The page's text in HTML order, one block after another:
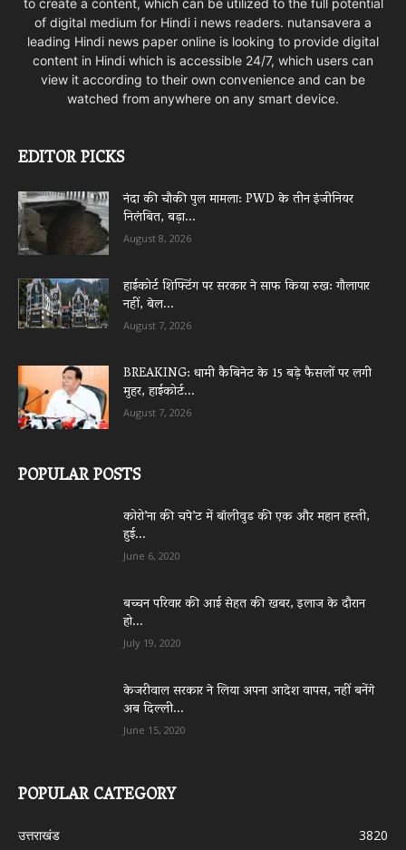
of digital medium for Hindi i news readers. nutansavera a
leading Hindi news paper online is looking to provide digital
content in Hindi which is accessible 24/7, which users can
view it according to their own convenience and can be
watched from anywhere on any smart device.
EDITOR PICKS
नंदा की चौकी पुल मामला: PWD के तीन इंजीनियर
निलंबित, बड़ा...
August 8, 2026
हाईकोर्ट शिफ्टिंग पर सरकार ने साफ किया रुख: गौलापार
नहीं, बेल...
August 7, 2026
BREAKING: धामी कैबिनेट के 15 बड़े फैसलों पर लगी
मुहर, हाईकोर्ट...
August 7, 2026
POPULAR POSTS
कोरो’ना की चपे’ट में बॉलीवुड की एक और महान हस्ती,
हुई...
June 6, 2020
बच्चन परिवार की आई सेहत की खबर, इलाज के दौरान
हो...
July 19, 2020
केजरीवाल सरकार ने लिया अपना आदेश वापस, नहीं बनेंगे
अब दिल्ली...
June 15, 2020
POPULAR CATEGORY
उत्तराखंड
3820